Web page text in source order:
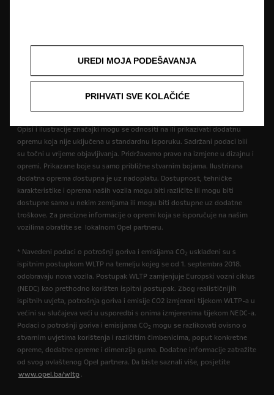
Cjenik je informativan. Konačna cijena se obračunava prema prodajnom
tečaju EUR-a kod Centralne banke važećem na dan uplate. Vaš ovlašteni
međuvremenu. Podaci su informativni. AW OPL Distribution Kft. ne snosi
nikakvu odgovornost.
Opisi i ilustracije značajki mogu se odnositi na ili prikazivati dodatnu
opremu koja nije uključena u standardnu isporuku. Sadržani podaci bili
su točni u vrijeme objavljivanja. Pridržavamo pravo na izmjene u dizajnu i
opremi. Prikazane boje su samo približne stvarnim bojama. Ilustrirana
dodatna oprema dostupna je uz nadoplatu. Dostupnost, tehničke
karakteristike i oprema naših vozila mogu biti različite ili mogu biti
dostupne samo u nekim zemljama ili mogu biti dostupne uz dodatne
troškove. Za precizne informacije o opremi koja se isporučuje na našim
vozilima obratite se lokalnom Opel partneru.
* Navedeni podaci o potrošnji goriva i emisijama CO2 usklađeni su s
ispitnim postupkom WLTP na temelju kojeg se od 1. septembra 2018.
odobravaju nova vozila. Postupak WLTP zamjenjuje Europski vozni ciklus
(NEDC) kao prethodno korišten ispitni postupak. Zbog realističnijih
ispitnih uvjeta, potrošnja goriva i emisije CO2 izmjereni tijekom WLTP-a u
većini su slučajeva veći u usporedbi s onima izmjerenima tijekom NEDC-a.
Podaci o potrošnji goriva i emisijama CO2 mogu se razlikovati ovisno o
stvarnim uvjetima korištenja i različitim čimbenicima, poput konkretne
opreme, dodatne opreme i dimenzija guma. Dodatne informacije zatražite
od svog ovlaštenog Opel partnera. Da biste saznali više, posjetite
www.opel.ba/wltp .
UREDI MOJA PODEŠAVANJA
PRIHVATI SVE KOLAČIĆE